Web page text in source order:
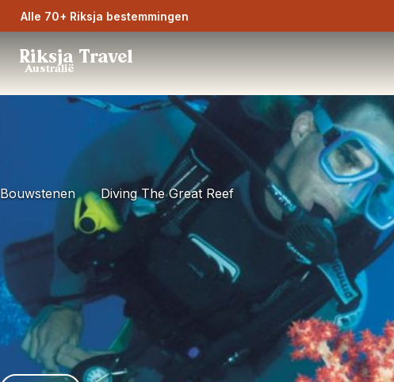
Alle 70+ Riksja bestemmingen
Riksja Travel
Australië
Bouwstenen Diving The Great Reef